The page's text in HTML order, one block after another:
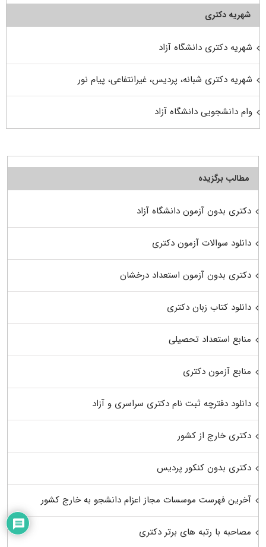
شهریه دکتری
شهریه دکتری دانشگاه آزاد
شهریه دکتری شبانه، پردیس، غیرانتفاعی، پیام نور
وام دانشجویی دانشگاه آزاد
مطالب برگزیده
دکتری بدون آزمون دانشگاه آزاد
دانلود سوالات آزمون دکتری
دکتری بدون آزمون استعداد درخشان
دانلود کتاب زبان دکتری
منابع استعداد تحصیلی
منابع آزمون دکتری
دانلود دفترچه ثبت نام دکتری سراسری و آزاد
دکتری خارج از کشور
دکتری بدون کنکور پردیس
آخرین فهرست موسسات مجاز اعزام دانشجو به خارج کشور
مصاحبه با رتبه های برتر دکتری